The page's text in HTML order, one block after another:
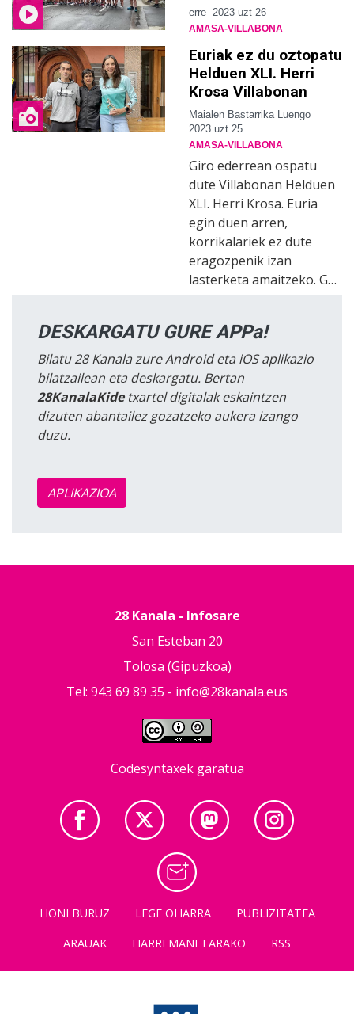
erre 2023 uzt 26
AMASA-VILLABONA
Euriak ez du oztopatu
Helduen XLI. Herri
Krosa Villabonan
Maialen Bastarrika Luengo
2023 uzt 25
AMASA-VILLABONA
Giro ederrean ospatu
dute Villabonan Helduen
XLI. Herri Krosa. Euria
egin duen arren,
korrikalariek ez dute
eragozpenik izan
lasterketa amaitzeko. G…
DESKARGATU GURE APPa!
Bilatu 28 Kanala zure Android eta iOS aplikazio
bilatzailean eta deskargatu. Bertan
28KanalaKidetxartel digitalak eskaintzen
dizuten abantailez gozatzeko aukera izango
duzu.
APLIKAZIOA
28 Kanala - Infosare
San Esteban 20
Tolosa (Gipuzkoa)
Tel: 943 69 89 35 - info@28kanala.eus
Codesyntaxek garatua
HONI BURUZ LEGE OHARRA
PUBLIZITATEA
ARAUAK
HARREMANETARAKO RSS